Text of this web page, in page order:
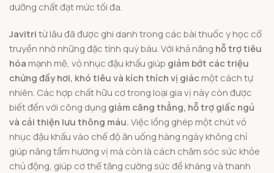
dưỡng chất đạt mức tối đa.
Javitritừ lâu đã được ghi danh trong các bài thuốc y học cổ
truyền nhờ những đặc tính quý báu. Với khả năng hỗ trợ tiêu
hóa mạnh mẽ, vỏ nhục đậu khấu giúp giảm bớt các triệu
chứng đầy hơi, khó tiêu và kích thích vị giác một cách tự
nhiên. Các hợp chất hữu cơ trong loại gia vị này còn được
biết đến với công dụng giảm căng thẳng, hỗ trợ giấc ngủ
và cải thiện lưu thông máu.Việc lồng ghép một chút vỏ
nhục đậu khấu vào chế độ ăn uống hàng ngày không chỉ
giúp nâng tầm hương vị mà còn là cách chăm sóc sức khỏe
chủ động, giúp cơ thể tăng cường sức đề kháng và thanh